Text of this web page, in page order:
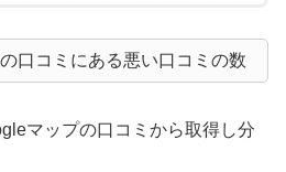
口コミにある悪い口コミの数
マップの口コミから取得し分